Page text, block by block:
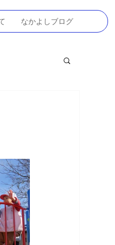
なかよしブログ